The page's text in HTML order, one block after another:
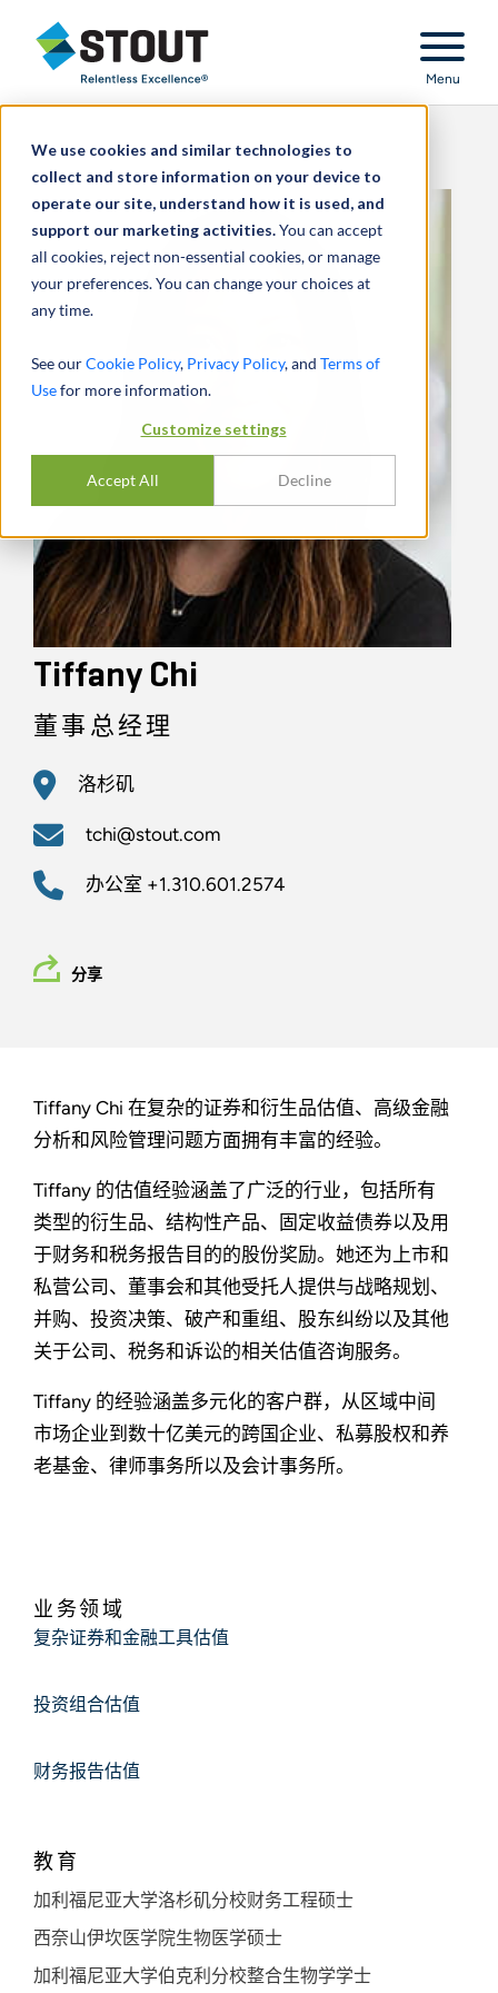
We use cookies and similar technologies to
collect and store information on your device to
operate our site, understand how it is used, and
support our marketing activities.You can accept
all cookies, reject non-essential cookies, or manage
your preferences. You can change your choices at
any time.
See ourCookie Policy, Privacy Policy, and Terms of
Usefor more information.
Customize settings
Accept All Decline
Stout Relentless Excellence
Menu
Tiffany Chi
董事总经理
洛杉矶
tchi@stout.com
办公室 +1.310.601.2574
分享
Tiffany Chi 在复杂的证券和衍生品估值、高级金融
分析和风险管理问题方面拥有丰富的经验。
Tiffany 的估值经验涵盖了广泛的行业，包括所有
类型的衍生品、结构性产品、固定收益债券以及用
于财务和税务报告目的的股份奖励。她还为上市和
私营公司、董事会和其他受托人提供与战略规划、
并购、投资决策、破产和重组、股东纠纷以及其他
关于公司、税务和诉讼的相关估值咨询服务。
Tiffany 的经验涵盖多元化的客户群，从区域中间
市场企业到数十亿美元的跨国企业、私募股权和养
老基金、律师事务所以及会计事务所。
业务领域
复杂证券和金融工具估值
投资组合估值
财务报告估值
教育
加利福尼亚大学洛杉矶分校财务工程硕士
西奈山伊坎医学院生物医学硕士
加利福尼亚大学伯克利分校整合生物学学士